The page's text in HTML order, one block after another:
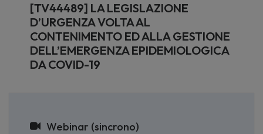
[TV44489] LA LEGISLAZIONE
D’URGENZA VOLTA AL
CONTENIMENTO ED ALLA GESTIONE
DELL’EMERGENZA EPIDEMIOLOGICA
DA COVID-19
Webinar (sincrono)